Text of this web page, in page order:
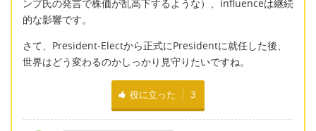
ンプ氏の発言で株価が乱高下するような）、influenceは継続
的な影響です。
さて、President-Electから正式にPresidentに就任した後、
世界はどう変わるのかしっかり見守りたいですね。
役に立った 3